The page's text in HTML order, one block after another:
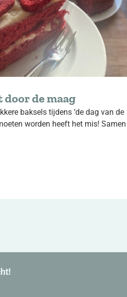
door de maag
baksels tijdens ‘de dag van de
worden heeft het mis! Samen